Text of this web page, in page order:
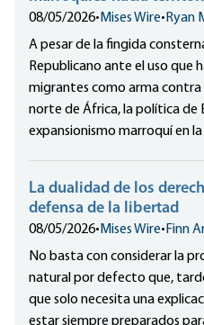
08/05/2026• Mises Wire• Ryan
A pesar de la fingida
Republicano ante el uso que
migrantes como arma contra
norte de África, la política de
expansionismo marroquí en
La dualidad de los
defensa de la libertad
08/05/2026• Mises Wire• Finn
No basta con considerar la
natural por defecto que,
que solo necesita una
estar siempre preparados